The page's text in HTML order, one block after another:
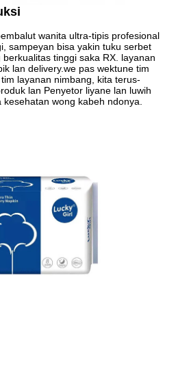
wanita ultra-tipis profesional
sampeyan bisa yakin tuku serbet
tinggi saka RX. layanan
lan delivery.we pas wektune tim
layanan nimbang, kita terus-
lan Penyetor liyane lan luwih
wong kabeh ndonya.